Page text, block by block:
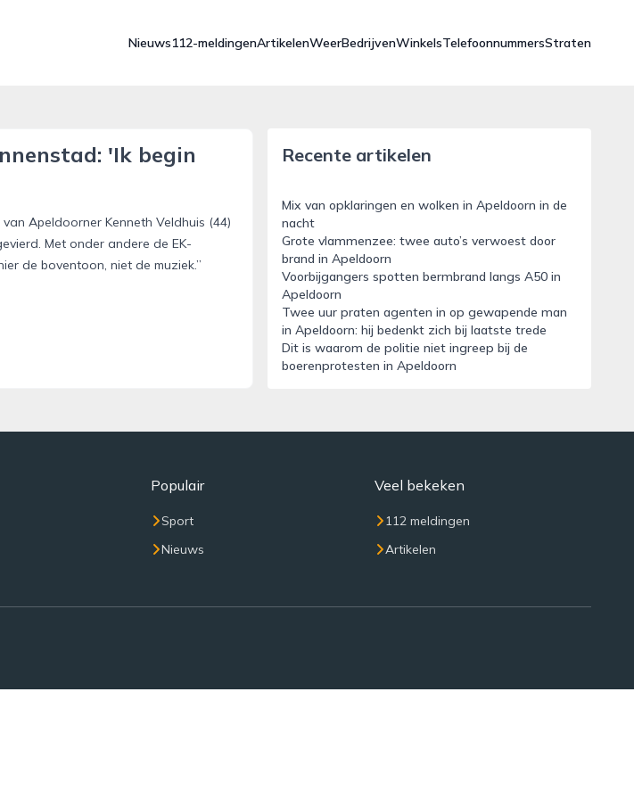
Nieuws112-meldingenArtikelenWeerBedrijvenWinkelsTelefoonnummersStraten
'Ik begin
Apeldoorner Kenneth Veldhuis (44)
Met onder andere de EK-
de boventoon, niet de muziek.”
Recente artikelen
Mix van opklaringen en wolken in Apeldoorn in de
nacht
Grote vlammenzee: twee auto’s verwoest door
brand in Apeldoorn
Voorbijgangers spotten bermbrand langs A50 in
Apeldoorn
Twee uur praten agenten in op gewapende man
in Apeldoorn: hij bedenkt zich bij laatste trede
Dit is waarom de politie niet ingreep bij de
boerenprotesten in Apeldoorn
Populair
Sport
Nieuws
Veel bekeken
112 meldingen
Artikelen